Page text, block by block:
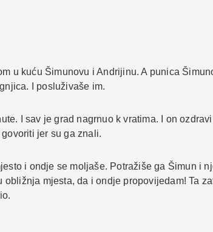
u kuću Šimunovu i Andrijinu. A punica
I posluživaše im.
I sav je grad nagrnuo k vratima. I on
jer su ga znali.
i ondje se moljaše. Potražiše ga Šimun i
mjesta, da i ondje propovijedam! Ta